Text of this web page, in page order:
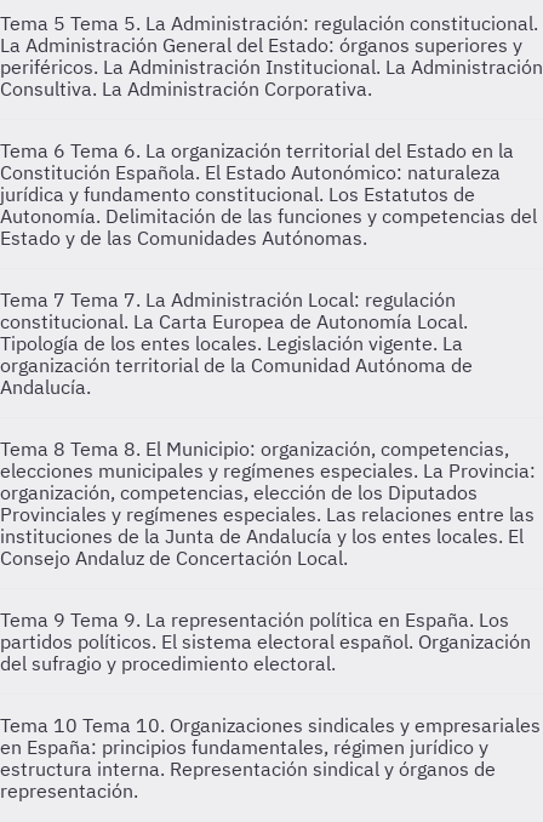
Tema 5 Tema 5. La Administración: regulación constitucional.
La Administración General del Estado: órganos superiores y
periféricos. La Administración Institucional. La Administración
Consultiva. La Administración Corporativa.
Tema 6 Tema 6. La organización territorial del Estado en la
Constitución Española. El Estado Autonómico: naturaleza
jurídica y fundamento constitucional. Los Estatutos de
Autonomía. Delimitación de las funciones y competencias del
Estado y de las Comunidades Autónomas.
Tema 7 Tema 7. La Administración Local: regulación
constitucional. La Carta Europea de Autonomía Local.
Tipología de los entes locales. Legislación vigente. La
organización territorial de la Comunidad Autónoma de
Andalucía.
Tema 8 Tema 8. El Municipio: organización, competencias,
elecciones municipales y regímenes especiales. La Provincia:
organización, competencias, elección de los Diputados
Provinciales y regímenes especiales. Las relaciones entre las
instituciones de la Junta de Andalucía y los entes locales. El
Consejo Andaluz de Concertación Local.
Tema 9 Tema 9. La representación política en España. Los
partidos políticos. El sistema electoral español. Organización
del sufragio y procedimiento electoral.
Tema 10 Tema 10. Organizaciones sindicales y empresariales
en España: principios fundamentales, régimen jurídico y
estructura interna. Representación sindical y órganos de
representación.